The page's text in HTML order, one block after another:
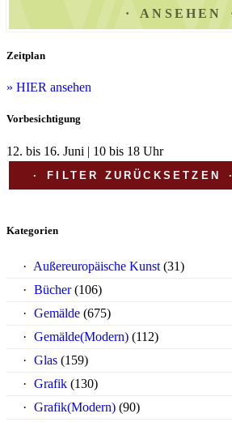
ANSEHEN
Zeitplan
» HIER ansehen
Vorbesichtigung
12. bis 16. Juni | 10 bis 18 Uhr
FILTER ZURÜCKSETZEN
Kategorien
Außereuropäische Kunst (31)
Bücher (106)
Gemälde (675)
Gemälde(Modern) (112)
Glas (159)
Grafik (130)
Grafik(Modern) (90)